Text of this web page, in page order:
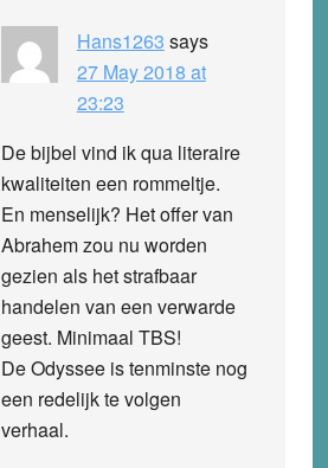
Hans1263 says
27 May 2018 at
23:23
De bijbel vind ik qua literaire
kwaliteiten een rommeltje.
En menselijk? Het offer van
Abrahem zou nu worden
gezien als het strafbaar
handelen van een verwarde
geest. Minimaal TBS!
De Odyssee is tenminste nog
een redelijk te volgen
verhaal.